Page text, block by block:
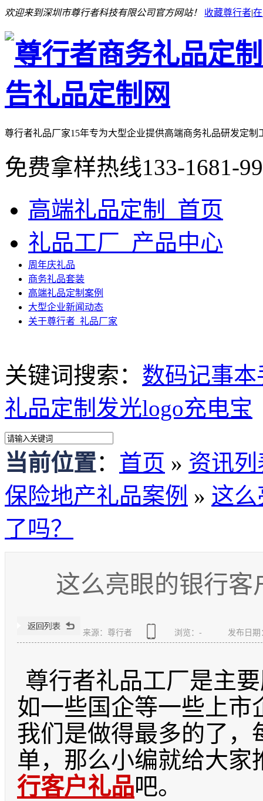
欢迎来到深圳市尊行者科技有限公司官方网站！ 收藏尊行者|
尊行者礼品厂家15年专为大型企业提供高端商务礼品研发定制
免费拿样热线133-1681-
高端礼品定制_首页
礼品工厂_产品中心
周年庆礼品
商务礼品套装
高端礼品定制案例
大型企业新闻动态
关于尊行者_礼品厂家
关键词搜索： 数码记事本
礼品定制 发光logo充电宝
当前位置： 首页 » 资讯
保险地产礼品案例 » 这
了吗？
这么亮眼的银行
来源：尊行者 浏览： - 发布日期
尊行者礼品工厂是主
如一些国企等一些上市
我们是做得最多的了，
单，那么小编就给大
行客户礼品吧。